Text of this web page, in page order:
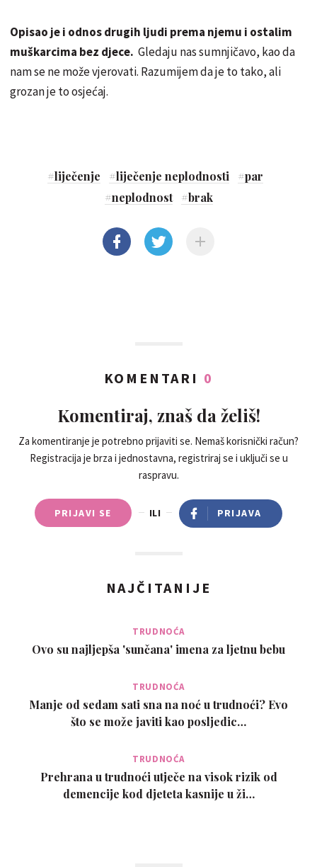
Opisao je i odnos drugih ljudi prema njemu i ostalim
muškarcima bez djece. Gledaju nas sumnjičavo, kao da
nam se ne može vjerovati. Razumijem da je to tako, ali
grozan je to osjećaj.
#liječenje #liječenje neplodnosti #par
#neplodnost #brak
KOMENTARI 0
Komentiraj, znaš da želiš!
Za komentiranje je potrebno prijaviti se. Nemaš korisnički račun?
Registracija je brza i jednostavna, registriraj se i uključi se u
raspravu.
PRIJAVI SE ILI PRIJAVA
NAJČITANIJE
TRUDNOĆA
Ovo su najljepša 'sunčana' imena za ljetnu bebu
TRUDNOĆA
Manje od sedam sati sna na noć u trudnoći? Evo
što se može javiti kao posljedic…
TRUDNOĆA
Prehrana u trudnoći utječe na visok rizik od
demencije kod djeteta kasnije u ži…